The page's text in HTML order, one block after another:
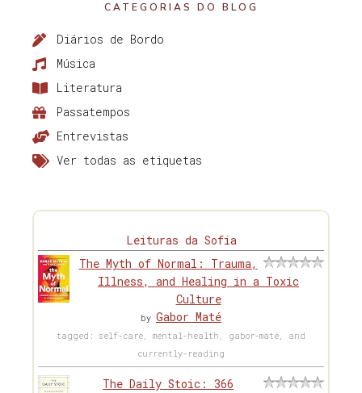
CATEGORIAS DO BLOG
Diários de Bordo
Música
Literatura
Passatempos
Entrevistas
Ver todas as etiquetas
Leituras da Sofia
The Myth of Normal: Trauma,
Illness, and Healing in a Toxic
Culture
by Gabor Maté
tagged: self-care, mental-health, gabor-maté, and
currently-reading
The Daily Stoic: 366